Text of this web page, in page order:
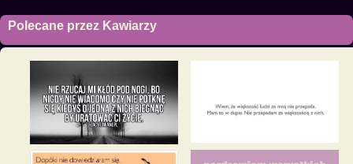
Polecane przez Kawiarzy